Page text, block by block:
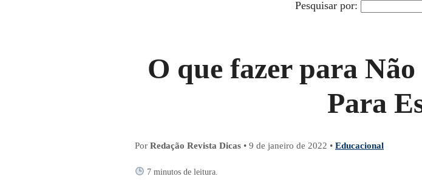
Pesquisar por:
O que fazer para
Para
Por Redação Revista Dicas • 9 de janeiro de 2022 • Educacional
7 minutos de leitura.